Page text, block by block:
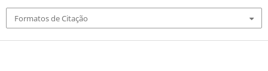
Formatos de Citação